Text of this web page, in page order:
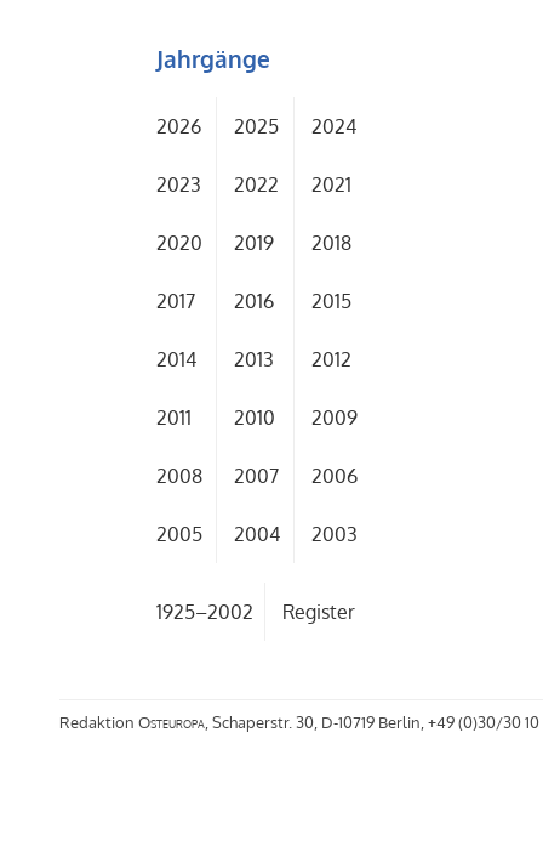
Jahrgänge
2026 2025 2024
2023 2022 2021
2020 2019 2018
2017 2016 2015
2014 2013 2012
2011 2010 2009
2008 2007 2006
2005 2004 2003
1925–2002 Register
Redaktion Osteuropa, Schaperstr. 30, D-10719 Berlin, +49 (0)30/30